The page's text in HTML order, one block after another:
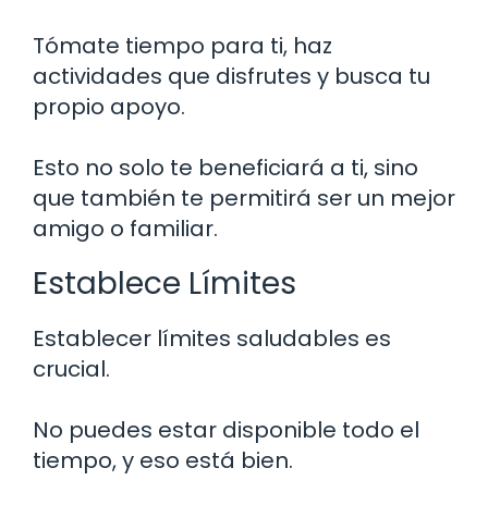
Tómate tiempo para ti, haz
actividades que disfrutes y busca tu
propio apoyo.
Esto no solo te beneficiará a ti, sino
que también te permitirá ser un mejor
amigo o familiar.
Establece Límites
Establecer límites saludables es
crucial.
No puedes estar disponible todo el
tiempo, y eso está bien.